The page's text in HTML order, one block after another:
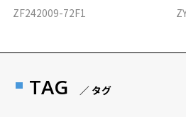
ZF242009-72F1
TAG ／ タグ